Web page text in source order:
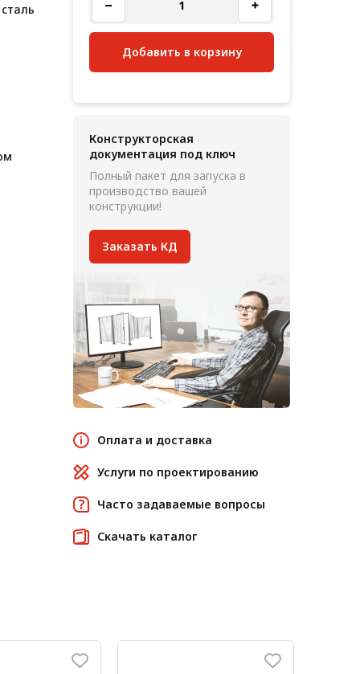
Добавить в корзину
Конструкторская
документация под ключ
Полный пакет для запуска в
производство вашей
конструкции!
Заказать КД
Оплата и доставка
Услуги по проектированию
Часто задаваемые вопросы
Скачать каталог